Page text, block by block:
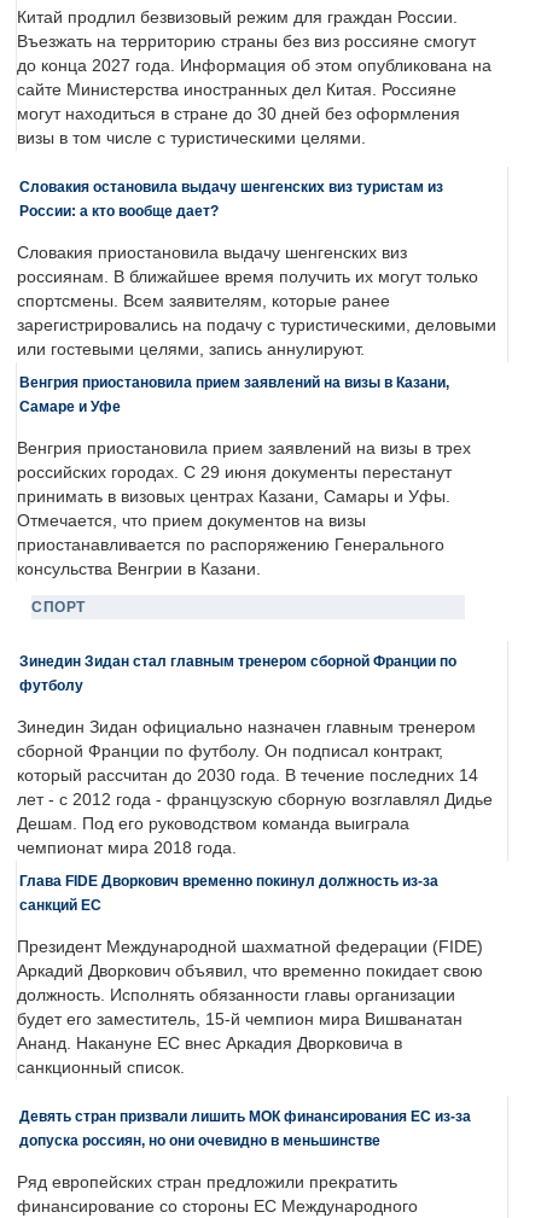
Китай продлил безвизовый режим для граждан России.
Въезжать на территорию страны без виз россияне смогут
до конца 2027 года. Информация об этом опубликована на
сайте Министерства иностранных дел Китая. Россияне
могут находиться в стране до 30 дней без оформления
визы в том числе с туристическими целями.
Словакия остановила выдачу шенгенских виз туристам из
России: а кто вообще дает?
Словакия приостановила выдачу шенгенских виз
россиянам. В ближайшее время получить их могут только
спортсмены. Всем заявителям, которые ранее
зарегистрировались на подачу с туристическими, деловыми
или гостевыми целями, запись аннулируют.
Венгрия приостановила прием заявлений на визы в Казани,
Самаре и Уфе
Венгрия приостановила прием заявлений на визы в трех
российских городах. С 29 июня документы перестанут
принимать в визовых центрах Казани, Самары и Уфы.
Отмечается, что прием документов на визы
приостанавливается по распоряжению Генерального
консульства Венгрии в Казани.
СПОРТ
Зинедин Зидан стал главным тренером сборной Франции по
футболу
Зинедин Зидан официально назначен главным тренером
сборной Франции по футболу. Он подписал контракт,
который рассчитан до 2030 года. В течение последних 14
лет - с 2012 года - французскую сборную возглавлял Дидье
Дешам. Под его руководством команда выиграла
чемпионат мира 2018 года.
Глава FIDE Дворкович временно покинул должность из-за
санкций ЕС
Президент Международной шахматной федерации (FIDE)
Аркадий Дворкович объявил, что временно покидает свою
должность. Исполнять обязанности главы организации
будет его заместитель, 15-й чемпион мира Вишванатан
Ананд. Накануне ЕС внес Аркадия Дворковича в
санкционный список.
Девять стран призвали лишить МОК финансирования ЕС из-за
допуска россиян, но они очевидно в меньшинстве
Ряд европейских стран предложили прекратить
финансирование со стороны ЕС Международного